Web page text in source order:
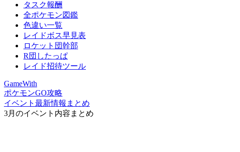
タスク報酬
全ポケモン図鑑
色違い一覧
レイドボス早見表
ロケット団幹部
R団したっぱ
レイド招待ツール
GameWith
ポケモンGO攻略
イベント最新情報まとめ
3月のイベント内容まとめ